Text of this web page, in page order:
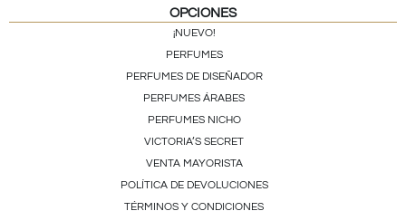
OPCIONES
¡NUEVO!
PERFUMES
PERFUMES DE DISEÑADOR
PERFUMES ÁRABES
PERFUMES NICHO
VICTORIA’S SECRET
VENTA MAYORISTA
POLÍTICA DE DEVOLUCIONES
TÉRMINOS Y CONDICIONES